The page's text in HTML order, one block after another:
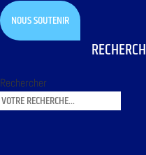
NOUS SOUTENIR
Rechercher